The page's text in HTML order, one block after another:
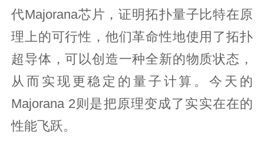
代Majorana芯片，证明拓扑量子比特在原
理上的可行性，他们革命性地使用了拓扑
超导体，可以创造一种全新的物质状态，
从而实现更稳定的量子计算。今天的
Majorana 2则是把原理变成了实实在在的
性能飞跃。